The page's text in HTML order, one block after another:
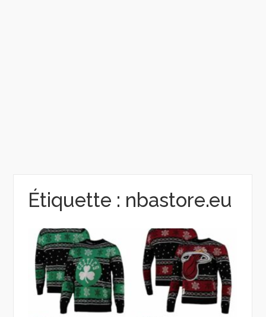
Étiquette : nbastore.eu